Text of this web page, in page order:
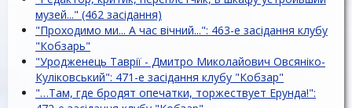
музей..." (462 засідання)
"Проходимо ми... А час вічний...": 463-е засідання клубу
"Кобзарь"
"Уродженець Таврії - Дмитро Миколайович Овсяніко-
Куліковський": 471-е засідання клубу "Кобзар"
"…Там, где бродят опечатки, торжествует Ерунда!":